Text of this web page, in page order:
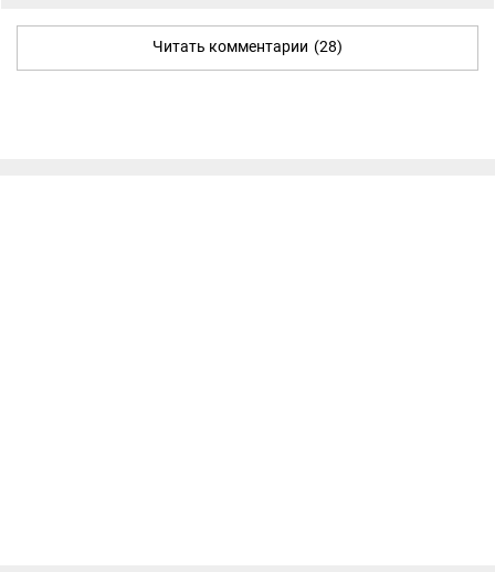
Читать комментарии (28)